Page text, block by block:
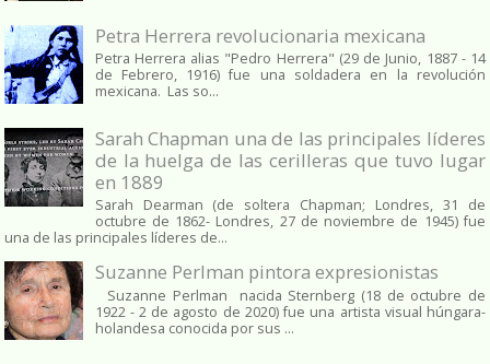
Petra Herrera revolucionaria mexicana
Petra Herrera alias "Pedro Herrera" (29 de Junio, 1887 - 14
de Febrero, 1916) fue una soldadera en la revolución
mexicana. Las so...
Sarah Chapman una de las principales líderes
de la huelga de las cerilleras que tuvo lugar
en 1889
Sarah Dearman (de soltera Chapman; Londres, 31 de
octubre de 1862​- Londres, 27 de noviembre de 1945)​ fue
una de las principales líderes de...
Suzanne Perlman pintora expresionistas
Suzanne Perlman nacida Sternberg (18 de octubre de
1922 - 2 de agosto de 2020) fue una artista visual húngara-
holandesa conocida por sus ...